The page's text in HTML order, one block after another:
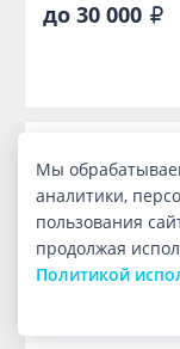
до 30 000
Микрозайм на
Сумма
10 000
Мы
аналитики,
пользования
продолжая
Политикой